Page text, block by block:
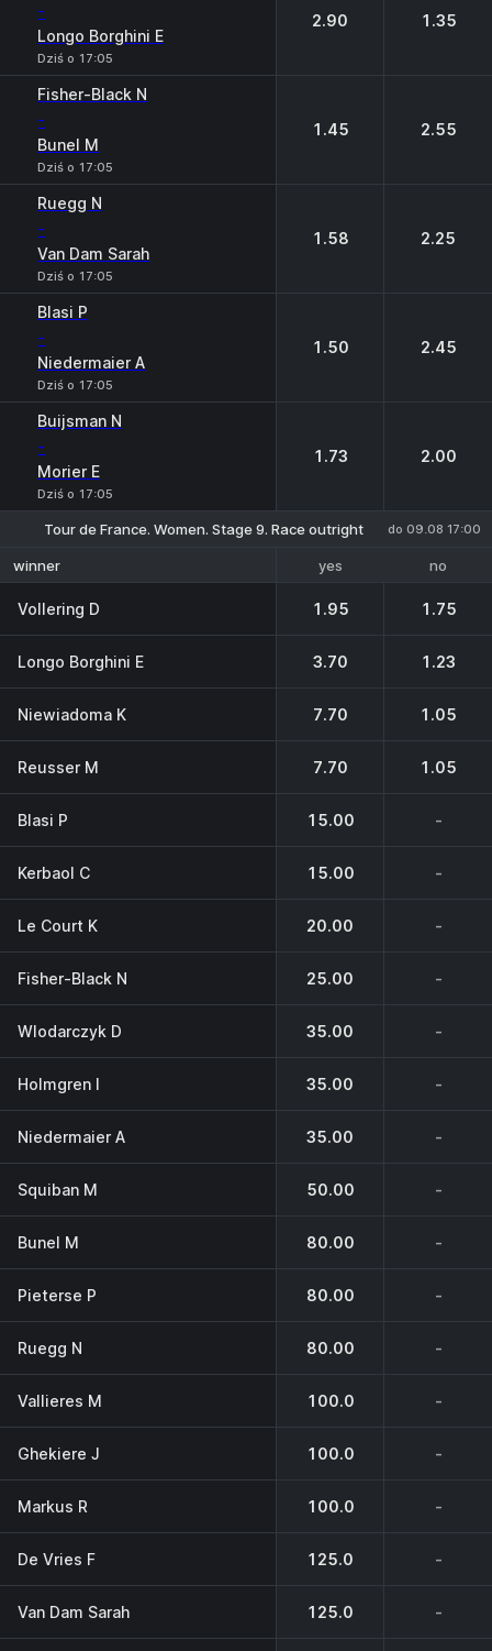
-
Longo Borghini E
Dziś o 17:05
2.90 1.35
Fisher-Black N
-
Bunel M
Dziś o 17:05
1.45 2.55
Ruegg N
-
Van Dam Sarah
Dziś o 17:05
1.58 2.25
Blasi P
-
Niedermaier A
Dziś o 17:05
1.50 2.45
Buijsman N
-
Morier E
Dziś o 17:05
1.73 2.00
Tour de France. Women. Stage 9. Race outright do 09.08 17:00
winner yes no
Vollering D 1.95 1.75
Longo Borghini E 3.70 1.23
Niewiadoma K 7.70 1.05
Reusser M 7.70 1.05
Blasi P 15.00 -
Kerbaol C 15.00 -
Le Court K 20.00 -
Fisher-Black N 25.00 -
Wlodarczyk D 35.00 -
Holmgren I 35.00 -
Niedermaier A 35.00 -
Squiban M 50.00 -
Bunel M 80.00 -
Pieterse P 80.00 -
Ruegg N 80.00 -
Vallieres M 100.0 -
Ghekiere J 100.0 -
Markus R 100.0 -
De Vries F 125.0 -
Van Dam Sarah 125.0 -